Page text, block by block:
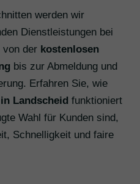
werden wir
Dienstleistungen bei
der kostenlosen
bis zur Abmeldung und
Erfahren Sie, wie
Landscheid funktioniert
Wahl für Kunden sind,
Schnelligkeit und faire